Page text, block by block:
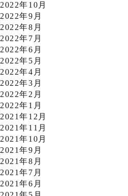
2022年10月
2022年9月
2022年8月
2022年7月
2022年6月
2022年5月
2022年4月
2022年3月
2022年2月
2022年1月
2021年12月
2021年11月
2021年10月
2021年9月
2021年8月
2021年7月
2021年6月